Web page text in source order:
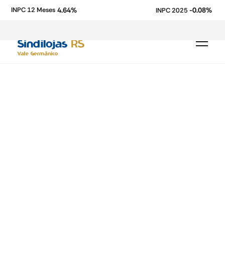
INPC 12 Meses 4.64% INPC 2025 -0.08%